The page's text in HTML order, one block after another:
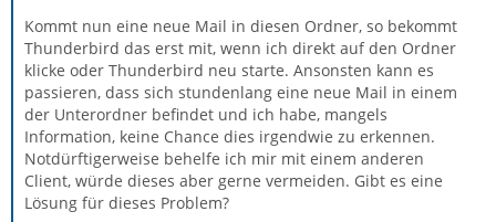
Kommt nun eine neue Mail in diesen Ordner, so bekommt
Thunderbird das erst mit, wenn ich direkt auf den Ordner
klicke oder Thunderbird neu starte. Ansonsten kann es
passieren, dass sich stundenlang eine neue Mail in einem
der Unterordner befindet und ich habe, mangels
Information, keine Chance dies irgendwie zu erkennen.
Notdürftigerweise behelfe ich mir mit einem anderen
Client, würde dieses aber gerne vermeiden. Gibt es eine
Lösung für dieses Problem?